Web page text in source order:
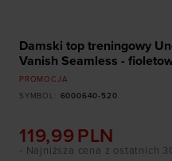
Damski top treningowy
Vanish Seamless -
PROMOCJA
SYMBOL
6000640-520
119,99 PLN
- Najniższa cena z ostatnich